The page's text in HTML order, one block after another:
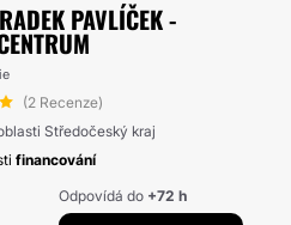
PAVLÍČEK -
(2 Recenze)
Středočeský kraj
financování
Odpovídá do +72 h